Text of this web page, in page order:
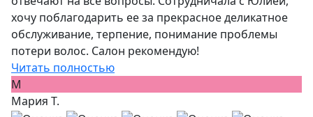
хочу поблагодарить ее за прекрасное деликатное
обслуживание, терпение, понимание проблемы
потери волос. Салон рекомендую!
Читать полностью
М
Мария Т.